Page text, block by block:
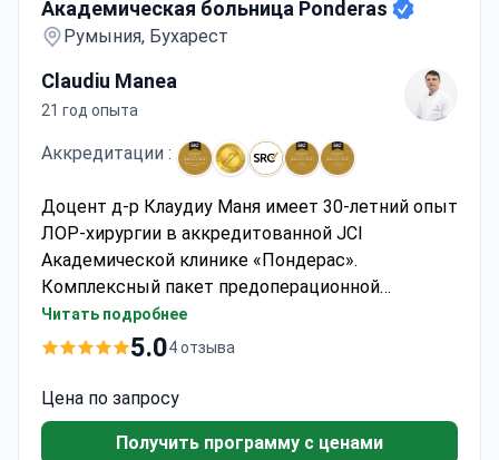
Академическая больница Ponderas
Румыния, Бухарест
Claudiu Manea
21 год опыта
Аккредитации :
Доцент д-р Клаудиу Маня имеет 30-летний опыт
ЛОР-хирургии в аккредитованной JCI
Академической клинике «Пондерас».
Комплексный пакет предоперационной
диагностики начинается от 1 125 евро и
включает КТ, а также консультации и
Пакет «Септопластика с турбинотомией» стоит
около 3 700 евро и включает операцию,
анестезию, пребывание в стационаре в течение
Читать подробнее
5.04 отзыва
Цена по запросу
Получить программу с ценами